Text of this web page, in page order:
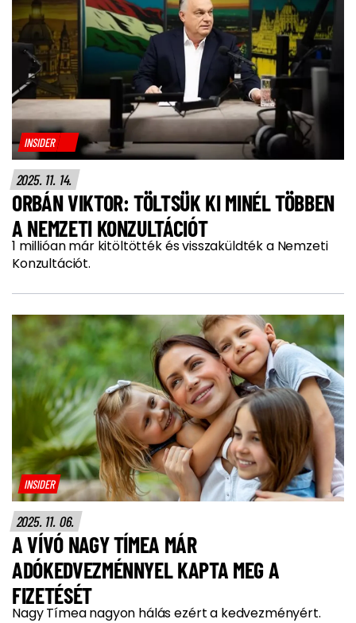
INSIDER
2025. 11. 14.
ORBÁN VIKTOR: TÖLTSÜK KI MINÉL TÖBBEN
A NEMZETI KONZULTÁCIÓT
1 millióan már kitöltötték és visszaküldték a Nemzeti
Konzultációt.
INSIDER
2025. 11. 06.
A VÍVÓ NAGY TÍMEA MÁR
ADÓKEDVEZMÉNNYEL KAPTA MEG A
FIZETÉSÉT
Nagy Tímea nagyon hálás ezért a kedvezményért.